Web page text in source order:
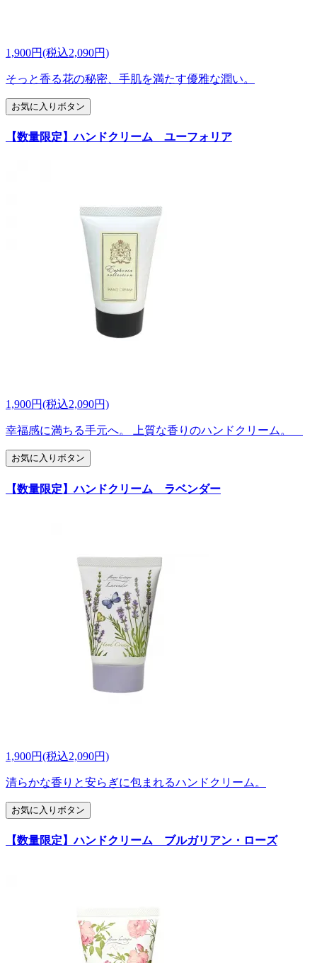
1,900円(税込2,090円)
そっと香る花の秘密、手肌を満たす優雅な潤い。
お気に入りボタン
【数量限定】ハンドクリーム ユーフォリア
1,900円(税込2,090円)
幸福感に満ちる手元へ。 上質な香りのハンドクリーム。
お気に入りボタン
【数量限定】ハンドクリーム ラベンダー
1,900円(税込2,090円)
清らかな香りと安らぎに包まれるハンドクリーム。
お気に入りボタン
【数量限定】ハンドクリーム ブルガリアン・ローズ